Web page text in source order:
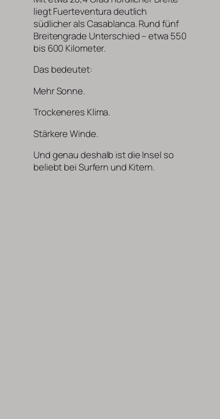
liegt Fuerteventura deutlich
südlicher als Casablanca. Rund fünf
Breitengrade Unterschied – etwa 550
bis 600 Kilometer.
Das bedeutet:
Mehr Sonne.
Trockeneres Klima.
Stärkere Winde.
Und genau deshalb ist die Insel so
beliebt bei Surfern und Kitern.